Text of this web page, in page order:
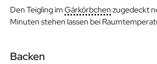
Den Teigling imGärkörbchenzugedeckt
Minuten stehen lassen bei
Backen